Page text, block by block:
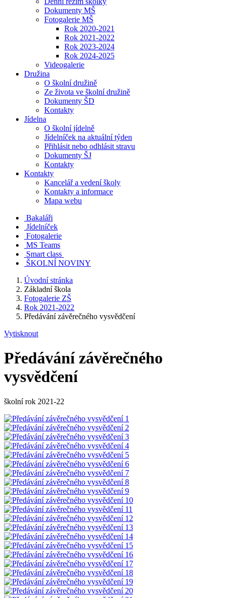
Dokumenty MŠ
Fotogalerie MŠ
Rok 2020-2021
Rok 2021-2022
Rok 2023-2024
Rok 2024-2025
Videogalerie
Družina
O školní družině
Ze života ve školní družině
Dokumenty ŠD
Kontakty
Jídelna
O školní jídelně
Jídelníček na aktuální týden
Přihlásit nebo odhlásit stravu
Dokumenty ŠJ
Kontakty
Kontakty
Kancelář a vedení školy
Kontakty a informace
Mapa webu
Bakaláři
Jídelníček
Fotogalerie
MS Teams
Smart class
ŠKOLNÍ NOVINY
Úvodní stránka
Základní škola
Fotogalerie ZŠ
Rok 2021-2022
Předávání závěrečného vysvědčení
Vytisknout
Předávání závěrečného
vysvědčení
školní rok 2021-22